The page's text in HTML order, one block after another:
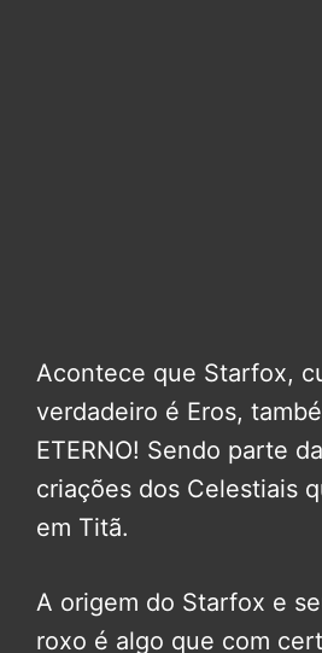
Acontece que Starfox,
verdadeiro é Eros,
ETERNO! Sendo parte
criações dos Celestiais
em Titã.
A origem do Starfox e
roxo é algo que com